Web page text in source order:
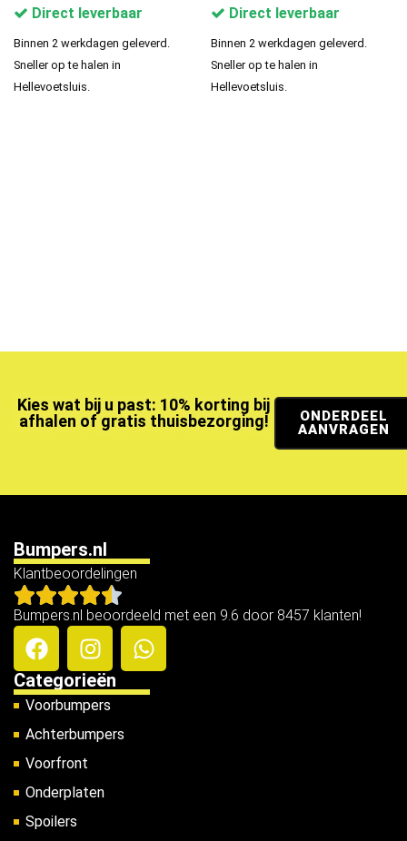
Direct leverbaar
Binnen 2 werkdagen geleverd.
Sneller op te halen in
Hellevoetsluis.
Direct leverbaar
Binnen 2 werkdagen geleverd.
Sneller op te halen in
Hellevoetsluis.
Kies wat bij u past: 10% korting bij
afhalen of gratis thuisbezorging!
ONDERDEEL
AANVRAGEN
Bumpers.nl
Klantbeoordelingen
Bumpers.nl beoordeeld met een 9.6 door 8457 klanten!
Categorieën
Voorbumpers
Achterbumpers
Voorfront
Onderplaten
Spoilers